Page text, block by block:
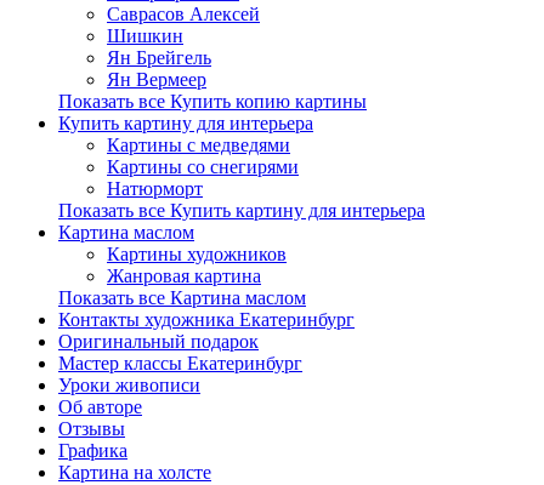
Саврасов Алексей
Шишкин
Ян Брейгель
Ян Вермеер
Показать все Купить копию картины
Купить картину для интерьера
Картины с медведями
Картины со снегирями
Натюрморт
Показать все Купить картину для интерьера
Картина маслом
Картины художников
Жанровая картина
Показать все Картина маслом
Контакты художника Екатеринбург
Оригинальный подарок
Мастер классы Екатеринбург
Уроки живописи
Об авторе
Отзывы
Графика
Картина на холсте